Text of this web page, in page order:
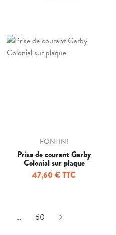
FONTINI
Prise de courant Garby
Colonial sur plaque
47,60 € TTC
… 60